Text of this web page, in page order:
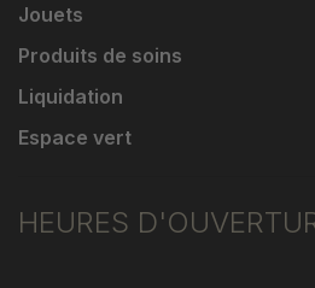
Jouets
Produits de soins
Liquidation
Espace vert
HEURES